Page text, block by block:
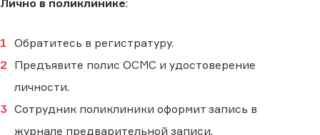
Лично в поликлинике:
Обратитесь в регистратуру.
Предъявите полис ОСМС и удостоверение
личности.
Сотрудник поликлиники оформит запись в
журнале предварительной записи.